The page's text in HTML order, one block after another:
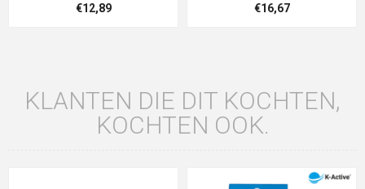
€12,89 €16,67
KLANTEN DIE DIT KOCHTEN,
KOCHTEN OOK.